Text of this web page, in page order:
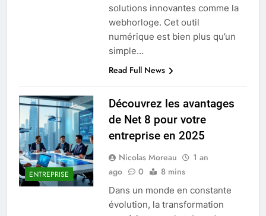
solutions innovantes comme la
webhorloge. Cet outil
numérique est bien plus qu’un
simple…
Read Full News
ENTREPRISE
Découvrez les avantages
de Net 8 pour votre
entreprise en 2025
Nicolas Moreau
1 an
ago
0 8 mins
Dans un monde en constante
évolution, la transformation